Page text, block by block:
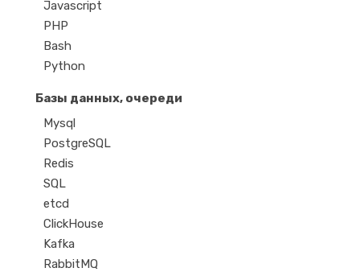
Javascript
PHP
Bash
Python
Базы данных, очереди
Mysql
PostgreSQL
Redis
SQL
etcd
ClickHouse
Kafka
RabbitMQ